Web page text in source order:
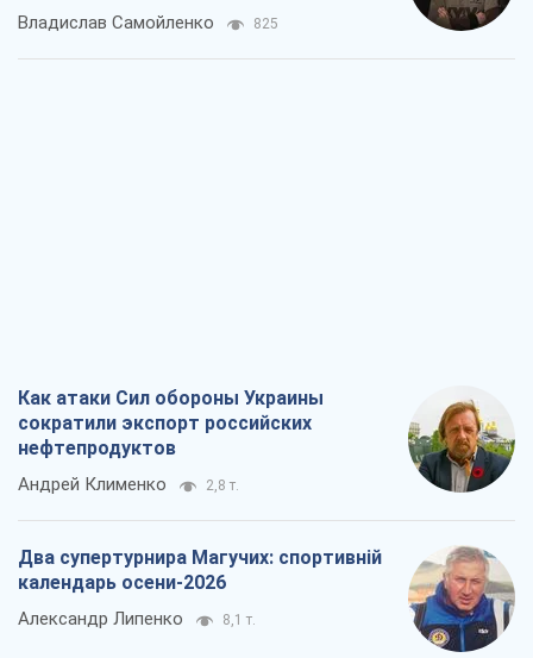
Владислав Самойленко 825
Как атаки Сил обороны Украины
сократили экспорт российских
нефтепродуктов
Андрей Клименко 2,8 т.
Два супертурнира Магучих: спортивній
календарь осени-2026
Александр Липенко 8,1 т.